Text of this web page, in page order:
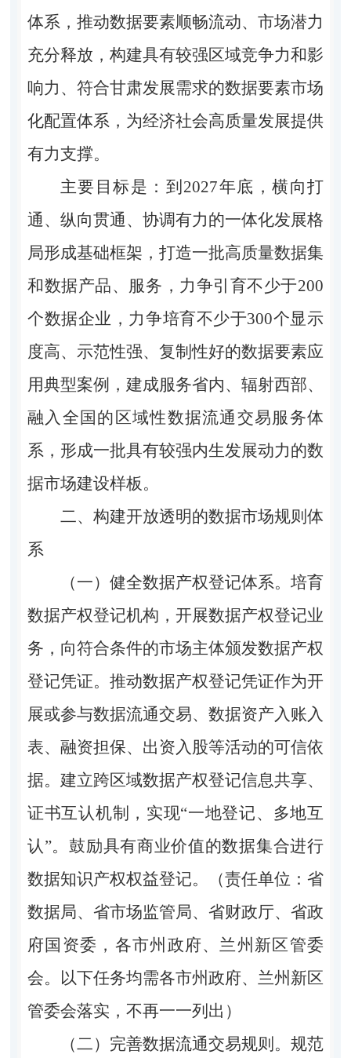
体系，推动数据要素顺畅流动、市场潜力
充分释放，构建具有较强区域竞争力和影
响力、符合甘肃发展需求的数据要素市场
化配置体系，为经济社会高质量发展提供
有力支撑。
主要目标是：到2027年底，横向打
通、纵向贯通、协调有力的一体化发展格
局形成基础框架，打造一批高质量数据集
和数据产品、服务，力争引育不少于200
个数据企业，力争培育不少于300个显示
度高、示范性强、复制性好的数据要素应
用典型案例，建成服务省内、辐射西部、
融入全国的区域性数据流通交易服务体
系，形成一批具有较强内生发展动力的数
据市场建设样板。
二、构建开放透明的数据市场规则体
系
（一）健全数据产权登记体系。培育
数据产权登记机构，开展数据产权登记业
务，向符合条件的市场主体颁发数据产权
登记凭证。推动数据产权登记凭证作为开
展或参与数据流通交易、数据资产入账入
表、融资担保、出资入股等活动的可信依
据。建立跨区域数据产权登记信息共享、
证书互认机制，实现“一地登记、多地互
认”。鼓励具有商业价值的数据集合进行
数据知识产权权益登记。（责任单位：省
数据局、省市场监管局、省财政厅、省政
府国资委，各市州政府、兰州新区管委
会。以下任务均需各市州政府、兰州新区
管委会落实，不再一一列出）
（二）完善数据流通交易规则。规范